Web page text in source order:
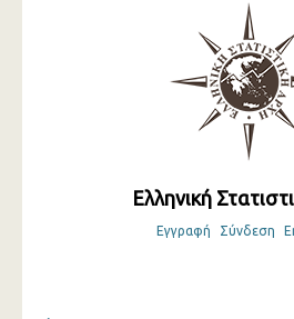
Ελληνική
Εγγραφή Σύνδεση